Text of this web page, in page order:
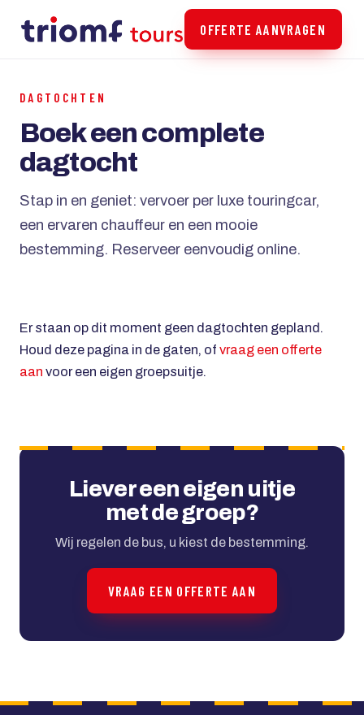
OFFERTE AANVRAGEN
DAGTOCHTEN
Boek een complete
dagtocht
Stap in en geniet: vervoer per luxe touringcar,
een ervaren chauffeur en een mooie
bestemming. Reserveer eenvoudig online.
Er staan op dit moment geen dagtochten gepland.
Houd deze pagina in de gaten, of vraag een offerte
aan voor een eigen groepsuitje.
Liever een eigen uitje
met de groep?
Wij regelen de bus, u kiest de bestemming.
VRAAG EEN OFFERTE AAN